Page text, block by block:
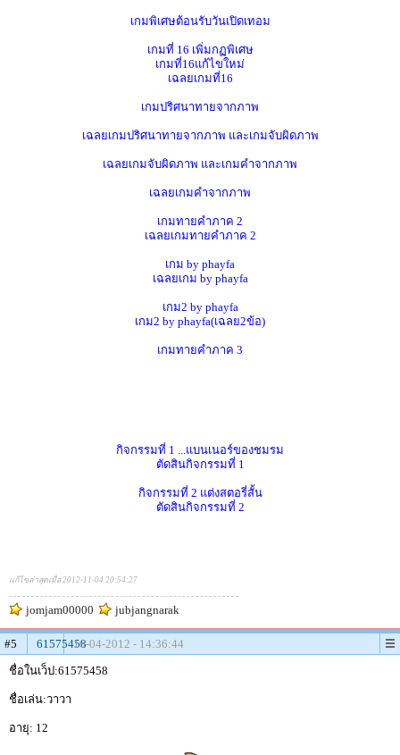
เกมพิเศษต้อนรับวันเปิดเทอม
เกมที่ 16 เพิ่มกฏพิเศษ
เกมที่16แก้ไขใหม่
เฉลยเกมที่16
เกมปริศนาทายจากภาพ
เฉลยเกมปริศนาทายจากภาพ และเกมจับผิดภาพ
เฉลยเกมจับผิดภาพ และเกมคำจากภาพ
เฉลยเกมคำจากภาพ
เกมทายคำภาค 2
เฉลยเกมทายคำภาค 2
เกม by phayfa
เฉลยเกม by phayfa
เกม2 by phayfa
เกม2 by phayfa(เฉลย2ข้อ)
เกมทายคำภาค 3
กิจกรรมที่ 1 ...แบนเนอร์ของชมรม
ตัดสินกิจกรรมที่ 1
กิจกรรมที่ 2 แต่งสตอรี่สั้น
ตัดสินกิจกรรมที่ 2
แก้ไขล่าสุดเมื่อ 2012-11-04 20:54:27
jomjam00000 jubjangnarak
#5 6157545816-04-2012 - 14:36:44
ชื่อในเว็ป:61575458
ชื่อเล่น:วาวา
อายุ: 12